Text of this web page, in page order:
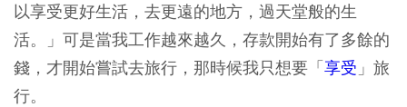
以享受更好生活，去更遠的地方，過天堂般的生
活。」可是當我工作越來越久，存款開始有了多餘的
錢，才開始嘗試去旅行，那時候我只想要「享受 」旅
行。